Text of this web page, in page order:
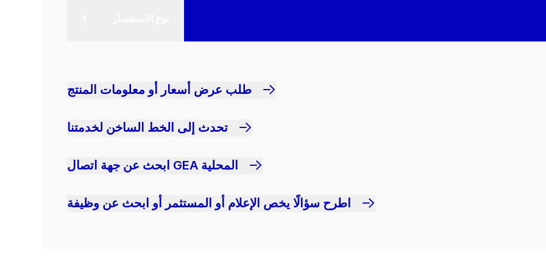
طلب عرض أسعار أو معلومات المنتج
تحدث إلى الخط الساخن لخدمتنا
ابحث عن جهة اتصال GEA المحلية
اطرح سؤالًا يخص الإعلام أو المستثمر أو ابحث عن وظيفة